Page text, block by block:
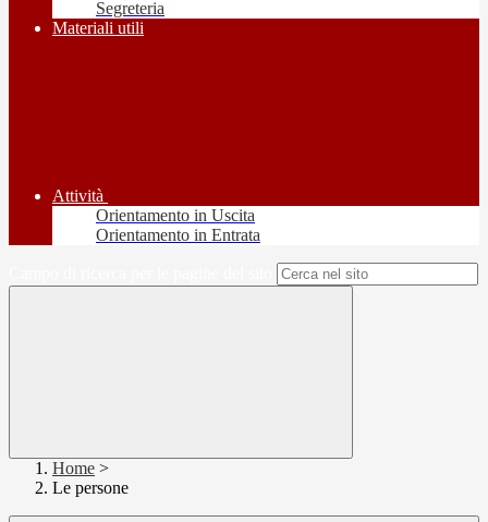
Segreteria
Materiali utili
Attività
Orientamento in Uscita
Orientamento in Entrata
Home >
Le persone